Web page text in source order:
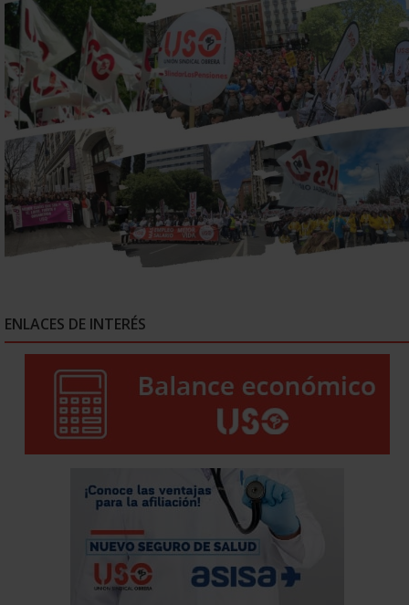
ENLACES DE INTERÉS